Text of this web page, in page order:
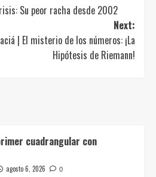
Su peor racha desde 2002
Next:
| El misterio de los números: ¡La
Hipótesis de Riemann!
cuadrangular con
agosto 6, 2026 0